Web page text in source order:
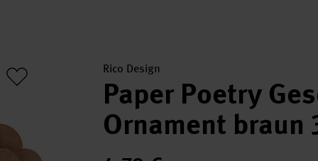
Rico Design
Paper Poetry
Ornament braun